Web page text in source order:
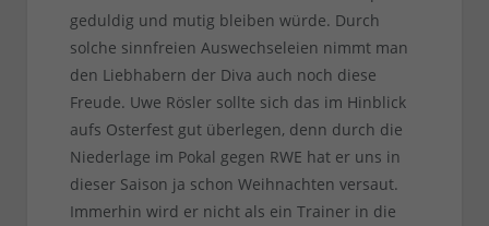
geduldig und mutig bleiben würde. Durch
solche sinnfreien Auswechseleien nimmt man
den Liebhabern der Diva auch noch diese
Freude. Uwe Rösler sollte sich das im Hinblick
aufs Osterfest gut überlegen, denn durch die
Niederlage im Pokal gegen RWE hat er uns in
dieser Saison ja schon Weihnachten versaut.
Immerhin wird er nicht als ein Trainer in die